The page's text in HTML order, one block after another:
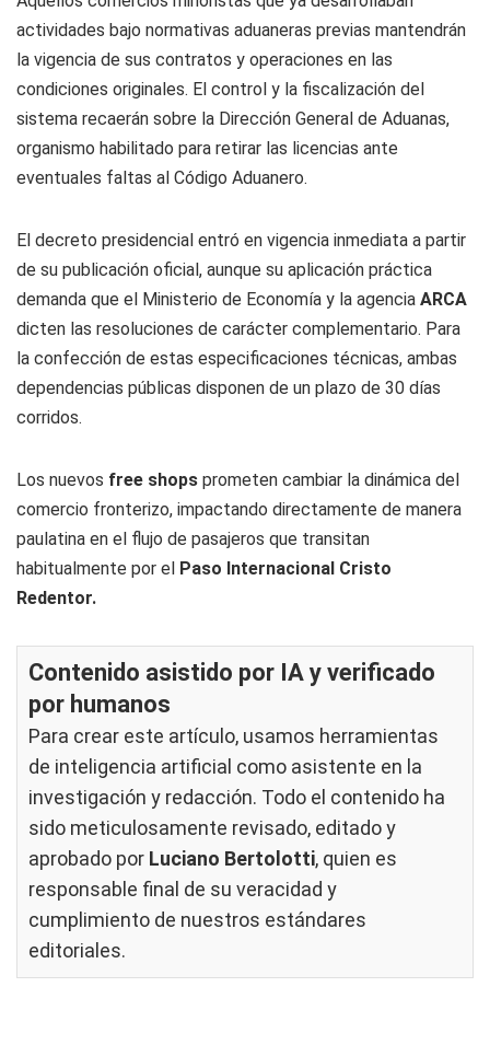
actividades bajo normativas aduaneras previas mantendrán
la vigencia de sus contratos y operaciones en las
condiciones originales. El control y la fiscalización del
sistema recaerán sobre la Dirección General de Aduanas,
organismo habilitado para retirar las licencias ante
eventuales faltas al Código Aduanero.
El decreto presidencial entró en vigencia inmediata a partir
de su publicación oficial, aunque su aplicación práctica
demanda que el Ministerio de Economía y la agencia ARCA
dicten las resoluciones de carácter complementario. Para
la confección de estas especificaciones técnicas, ambas
dependencias públicas disponen de un plazo de 30 días
corridos.
Los nuevos free shops prometen cambiar la dinámica del
comercio fronterizo, impactando directamente de manera
paulatina en el flujo de pasajeros que transitan
habitualmente por el Paso Internacional Cristo
Redentor.
Contenido asistido por IA y verificado
por humanos
Para crear este artículo, usamos herramientas
de inteligencia artificial como asistente en la
investigación y redacción. Todo el contenido ha
sido meticulosamente revisado, editado y
aprobado por Luciano Bertolotti, quien es
responsable final de su veracidad y
cumplimiento de nuestros estándares
editoriales.